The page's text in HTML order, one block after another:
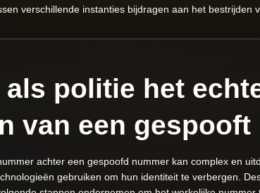
verschillende instanties bijdragen aan het bestrijden
als politie het
van een gespooft
achter een gespoofd nummer kan complex en
gebruiken om hun identiteit te verbergen.